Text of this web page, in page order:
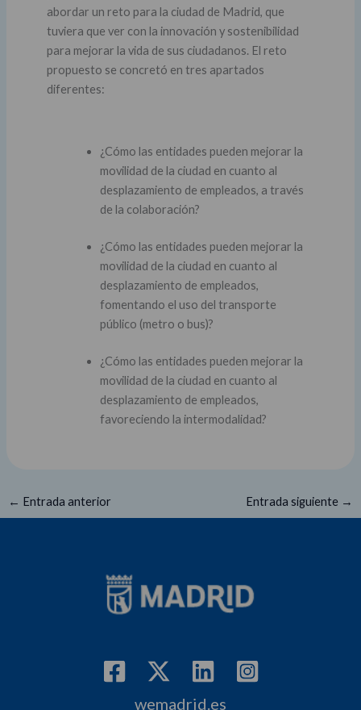
abordar un reto para la ciudad de Madrid, que
tuviera que ver con la innovación y sostenibilidad
para mejorar la vida de sus ciudadanos. El reto
propuesto se concretó en tres apartados
diferentes:
¿Cómo las entidades pueden mejorar la
movilidad de la ciudad en cuanto al
desplazamiento de empleados, a través
de la colaboración?
¿Cómo las entidades pueden mejorar la
movilidad de la ciudad en cuanto al
desplazamiento de empleados,
fomentando el uso del transporte
público (metro o bus)?
¿Cómo las entidades pueden mejorar la
movilidad de la ciudad en cuanto al
desplazamiento de empleados,
favoreciendo la intermodalidad?
← Entrada anterior Entrada siguiente →
wemadrid.es